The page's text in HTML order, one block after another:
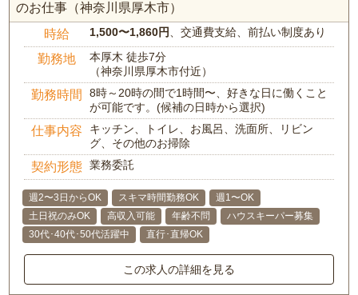
のお仕事（神奈川県厚木市）
時給 1,500〜1,860円 、交通費支給、前払い制度あり
勤務地
本厚木 徒歩7分
（神奈川県厚木市付近）
勤務時間
8時～20時の間で1時間〜、好きな日に働くこと
が可能です。(候補の日時から選択)
仕事内容
キッチン、トイレ、お風呂、洗面所、リビン
グ、その他のお掃除
契約形態 業務委託
週2〜3日からOK スキマ時間勤務OK
週1〜OK
土日祝のみOK
高収入可能 年齢不問
ハウスキーパー募集
30代･40代･50代活躍中
直行･直帰OK
この求人の詳細を見る